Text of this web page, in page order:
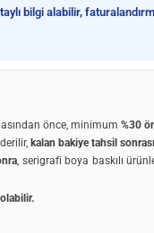
bilgi alabilir,
önce, minimum %30
kalan bakiye tahsil
, serigrafi boya baskılı
olabilir.